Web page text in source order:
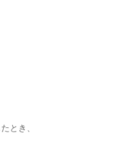
とき、